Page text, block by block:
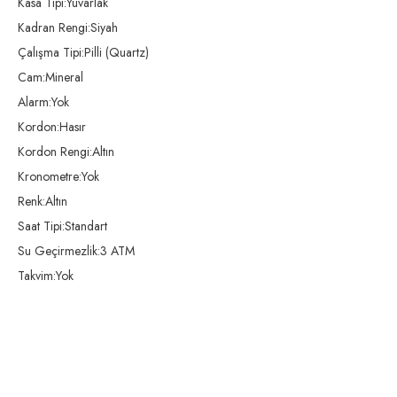
Kadran Rengi:Siyah
Çalışma Tipi:Pilli (Quartz)
Cam:Mineral
Alarm:Yok
Kordon:Hasır
Kordon Rengi:Altın
Kronometre:Yok
Renk:Altın
Saat Tipi:Standart
Su Geçirmezlik:3 ATM
Takvim:Yok